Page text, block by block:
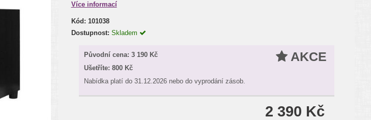
Více informací
Kód: 101038
Dostupnost: Skladem
AKCE
Původní cena: 3 190 Kč
Ušetříte: 800 Kč
Nabídka platí do 31.12.2026 nebo do vyprodání zásob.
2 390 Kč